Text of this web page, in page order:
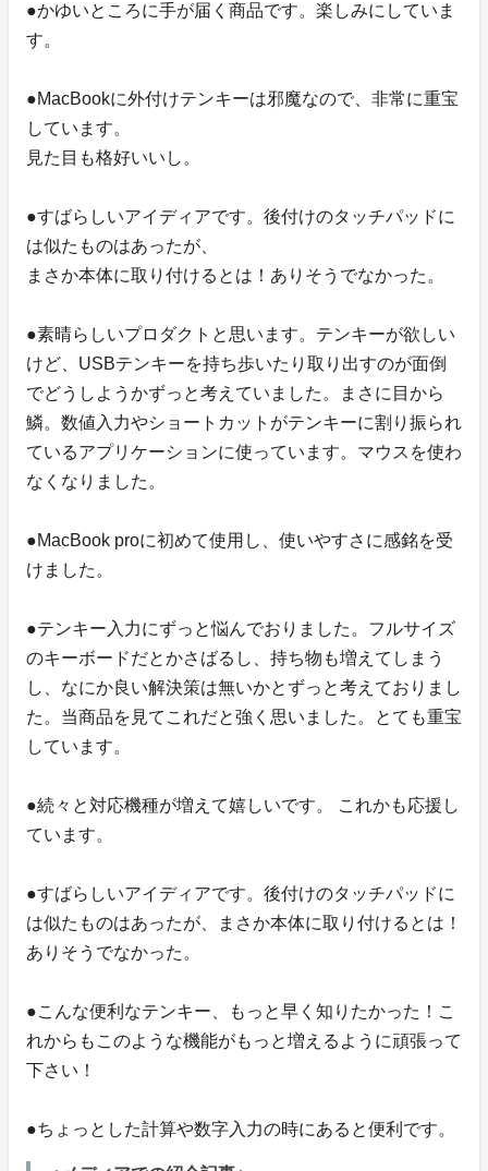
●かゆいところに手が届く商品です。楽しみにしていま
す。
●MacBookに外付けテンキーは邪魔なので、非常に重宝
しています。
見た目も格好いいし。
●すばらしいアイディアです。後付けのタッチパッドに
は似たものはあったが、
まさか本体に取り付けるとは！ありそうでなかった。
●素晴らしいプロダクトと思います。テンキーが欲しい
けど、USBテンキーを持ち歩いたり取り出すのが面倒
でどうしようかずっと考えていました。まさに目から
鱗󠄁。数値入力やショートカットがテンキーに割り振られ
ているアプリケーションに使っています。マウスを使わ
なくなりました。
●MacBook proに初めて使用し、使いやすさに感銘を受
けました。
●テンキー入力にずっと悩んでおりました。フルサイズ
のキーボードだとかさばるし、持ち物も増えてしまう
し、なにか良い解決策は無いかとずっと考えておりまし
た。当商品を見てこれだと強く思いました。とても重宝
しています。
●続々と対応機種が増えて嬉しいです。 これかも応援し
ています。
●すばらしいアイディアです。後付けのタッチパッドに
は似たものはあったが、まさか本体に取り付けるとは！
ありそうでなかった。
●こんな便利なテンキー、もっと早く知りたかった！こ
れからもこのような機能がもっと増えるように頑張って
下さい！
●ちょっとした計算や数字入力の時にあると便利です。